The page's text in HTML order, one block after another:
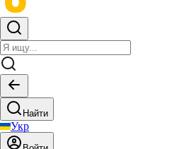
Найти
Укр